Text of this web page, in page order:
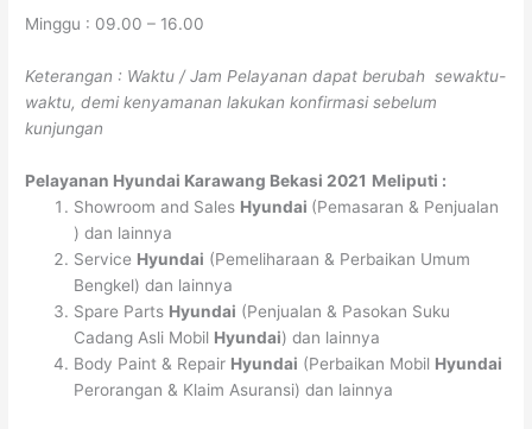
Minggu : 09.00 – 16.00
Keterangan : Waktu / Jam Pelayanan dapat berubah sewaktu-
waktu, demi kenyamanan lakukan konfirmasi sebelum
kunjungan
Pelayanan Hyundai Karawang Bekasi 2021 Meliputi :
Showroom and Sales Hyundai (Pemasaran & Penjualan
) dan lainnya
Service Hyundai (Pemeliharaan & Perbaikan Umum
Bengkel) dan lainnya
Spare Parts Hyundai (Penjualan & Pasokan Suku
Cadang Asli Mobil Hyundai) dan lainnya
Body Paint & Repair Hyundai (Perbaikan Mobil Hyundai
Perorangan & Klaim Asuransi) dan lainnya